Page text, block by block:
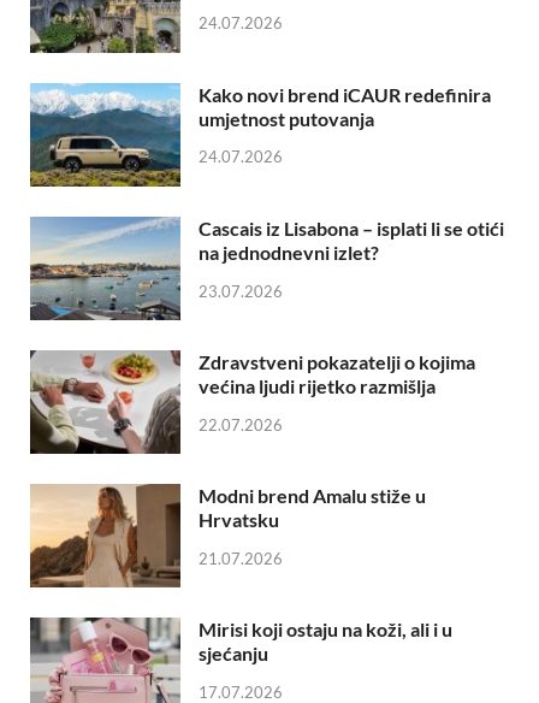
24.07.2026
Kako novi brend iCAUR redefinira
umjetnost putovanja
24.07.2026
Cascais iz Lisabona – isplati li se otići
na jednodnevni izlet?
23.07.2026
Zdravstveni pokazatelji o kojima
većina ljudi rijetko razmišlja
22.07.2026
Modni brend Amalu stiže u
Hrvatsku
21.07.2026
Mirisi koji ostaju na koži, ali i u
sjećanju
17.07.2026